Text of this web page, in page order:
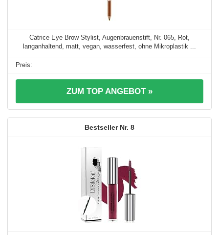
Catrice Eye Brow Stylist, Augenbrauenstift, Nr. 065, Rot,
langanhaltend, matt, vegan, wasserfest, ohne Mikroplastik ...
ZUM TOP ANGEBOT »
8